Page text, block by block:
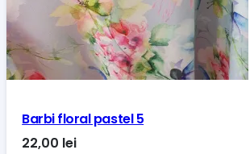
Barbi floral pastel 5
22,00 lei